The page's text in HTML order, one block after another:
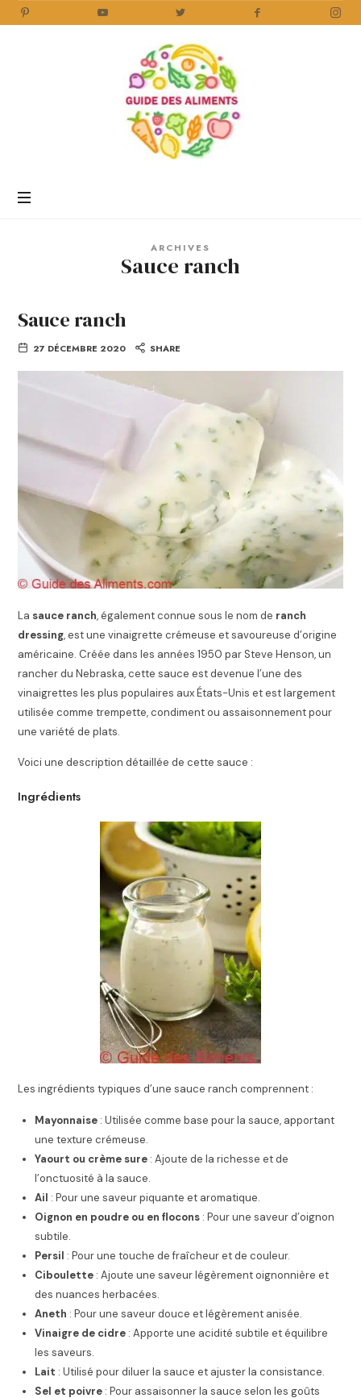
Aliments
ARCHIVES
Sauce ranch
Sauce ranch
27 DÉCEMBRE 2020 SHARE
La sauce ranch, également connue sous le nom de ranch
dressing, est une vinaigrette crémeuse et savoureuse d’origine
américaine. Créée dans les années 1950 par Steve Henson, un
rancher du Nebraska, cette sauce est devenue l’une des
vinaigrettes les plus populaires aux États-Unis et est largement
utilisée comme trempette, condiment ou assaisonnement pour
une variété de plats.
Voici une description détaillée de cette sauce :
Ingrédients
Les ingrédients typiques d’une sauce ranch comprennent :
Mayonnaise : Utilisée comme base pour la sauce, apportant
une texture crémeuse.
Yaourt ou crème sure : Ajoute de la richesse et de
l’onctuosité à la sauce.
Ail : Pour une saveur piquante et aromatique.
Oignon en poudre ou en flocons : Pour une saveur d’oignon
subtile.
Persil : Pour une touche de fraîcheur et de couleur.
Ciboulette : Ajoute une saveur légèrement oignonnière et
des nuances herbacées.
Aneth : Pour une saveur douce et légèrement anisée.
Vinaigre de cidre : Apporte une acidité subtile et équilibre
les saveurs.
Lait : Utilisé pour diluer la sauce et ajuster la consistance.
Sel et poivre : Pour assaisonner la sauce selon les goûts